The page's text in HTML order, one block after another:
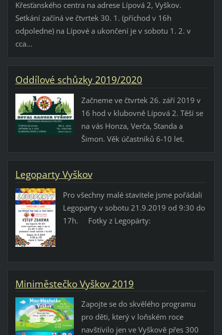
Křesťanského centra na adrese Lípová 2, Vyškov.
Setkání začíná ve čtvrtek 30. 1. (příchod v 16h
odpoledne) na Lípové a ukončení je v sobotu 1. 2. v
cca...
Oddílové schůzky 2019/2020
Začneme ve čtvrtek 26. září 2019 v
16 hod v klubovně Lípová 2. Těší se
na vás Honza, Verča, Standa a
Šimon. Věk účastníků 6-10 let.
Legoparty Vyškov
Pro všechny malé stavitele jsme pořádali
Legoparty v sobotu 21.9.2019 od 9:30 do
17h. Fotky z Legopárty:
Miniměstečko Vyškov 2019
Zapojte se do skvělého programu
pro děti, který v loňském roce
navštívilo jen ve Vyškově přes 300